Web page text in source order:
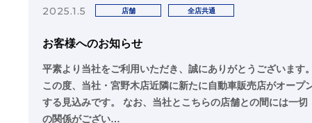
2025.1.5 店舗 全店共通
お客様へのお知らせ
平素より当社をご利用いただき、誠にありがとうございます。
この度、当社・宮野木店近隣に新たに自動車販売店がオープ
する見込みです。 なお、当社とこちらの店舗との間には一切
の関係がござい…